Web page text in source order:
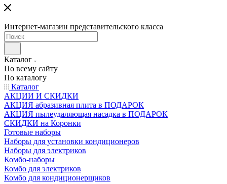
Интернет-магазин представительского класса
Каталог
По всему сайту
По каталогу
Каталог
АКЦИИ И СКИДКИ
АКЦИЯ абразивная плита в ПОДАРОК
АКЦИЯ пылеудаляющая насадка в ПОДАРОК
СКИДКИ на Коронки
Готовые наборы
Наборы для установки кондиционеров
Наборы для электриков
Комбо-наборы
Комбо для электриков
Комбо для кондиционерщиков